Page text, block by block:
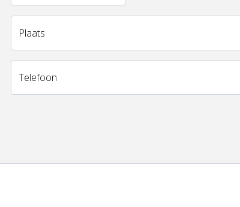
Plaats
Telefoon